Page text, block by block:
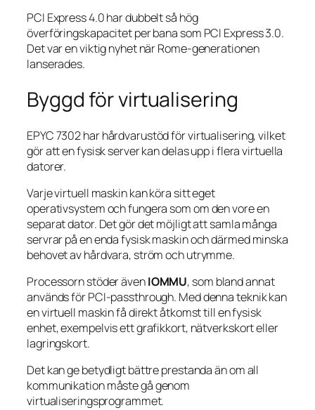
PCI Express 4.0 har dubbelt så hög
överföringskapacitet per bana som PCI Express 3.0.
Det var en viktig nyhet när Rome-generationen
lanserades.
Byggd för virtualisering
EPYC 7302 har hårdvarustöd för virtualisering, vilket
gör att en fysisk server kan delas upp i flera virtuella
datorer.
Varje virtuell maskin kan köra sitt eget
operativsystem och fungera som om den vore en
separat dator. Det gör det möjligt att samla många
servrar på en enda fysisk maskin och därmed minska
behovet av hårdvara, ström och utrymme.
Processorn stöder ävenIOMMU, som bland annat
används för PCI-passthrough. Med denna teknik kan
en virtuell maskin få direkt åtkomst till en fysisk
enhet, exempelvis ett grafikkort, nätverkskort eller
lagringskort.
Det kan ge betydligt bättre prestanda än om all
kommunikation måste gå genom
virtualiseringsprogrammet.